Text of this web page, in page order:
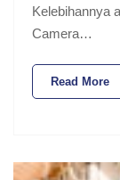
Kelebihannya
Camera…
Read More